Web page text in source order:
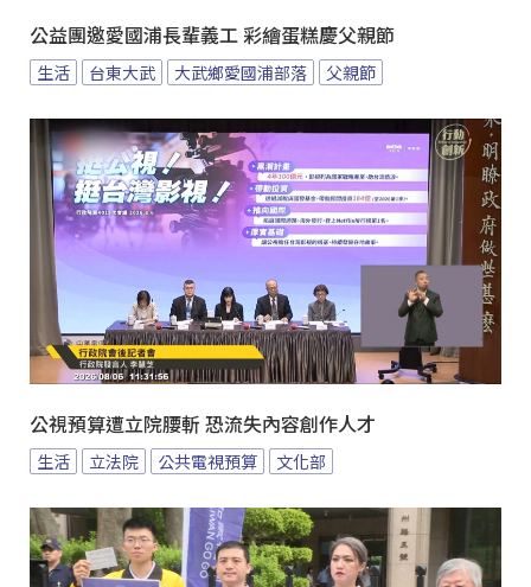
公益團邀愛國浦長輩義工 彩繪蛋糕慶父親節
生活 台東大武 大武鄉愛國浦部落 父親節
公視預算遭立院腰斬 恐流失內容創作人才
生活 立法院 公共電視預算 文化部